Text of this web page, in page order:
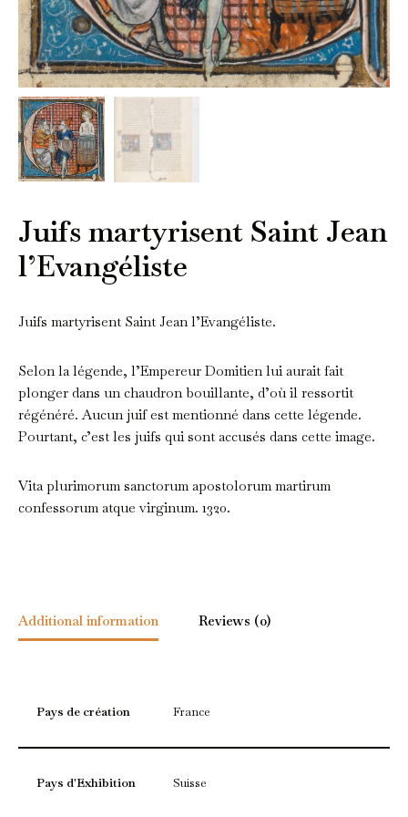
Juifs martyrisent Saint Jean
l’Evangéliste
Juifs martyrisent Saint Jean l’Evangéliste.
Selon la légende, l’Empereur Domitien lui aurait fait
plonger dans un chaudron bouillante, d’où il ressortit
régénéré. Aucun juif est mentionné dans cette légende.
Pourtant, c’est les juifs qui sont accusés dans cette image.
Vita plurimorum sanctorum apostolorum martirum
confessorum atque virginum. 1320.
Additional information Reviews (0)
Pays de création France
Pays d'Exhibition Suisse